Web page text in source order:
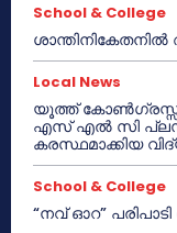
School & College
Local News
യൂത്ത് കോൺഗ്രസ്സ്
എസ് എൽ സി പ്ലസ്
കരസ്ഥമാക്കിയ
School & College
“നവ് ഓറ” പരിപാടി